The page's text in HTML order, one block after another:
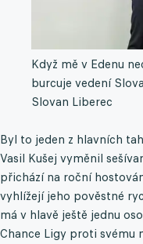
Když mě v Edenu
burcuje vedení
Slovan Liberec
Byl to jeden z hlavních
Vasil Kušej vyměnil
přichází na roční
vyhlížejí jeho pověstné
má v hlavě ještě jednu
Chance Ligy proti svému